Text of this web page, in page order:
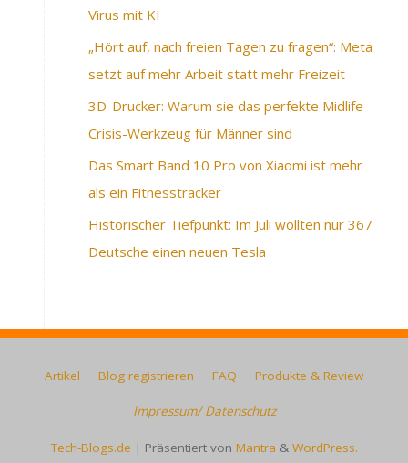
Virus mit KI
„Hört auf, nach freien Tagen zu fragen“: Meta
setzt auf mehr Arbeit statt mehr Freizeit
3D-Drucker: Warum sie das perfekte Midlife-
Crisis-Werkzeug für Männer sind
Das Smart Band 10 Pro von Xiaomi ist mehr
als ein Fitnesstracker
Historischer Tiefpunkt: Im Juli wollten nur 367
Deutsche einen neuen Tesla
Artikel Blog registrieren FAQ Produkte & Review
Impressum/ Datenschutz
Tech-Blogs.de | Präsentiert von Mantra & WordPress.